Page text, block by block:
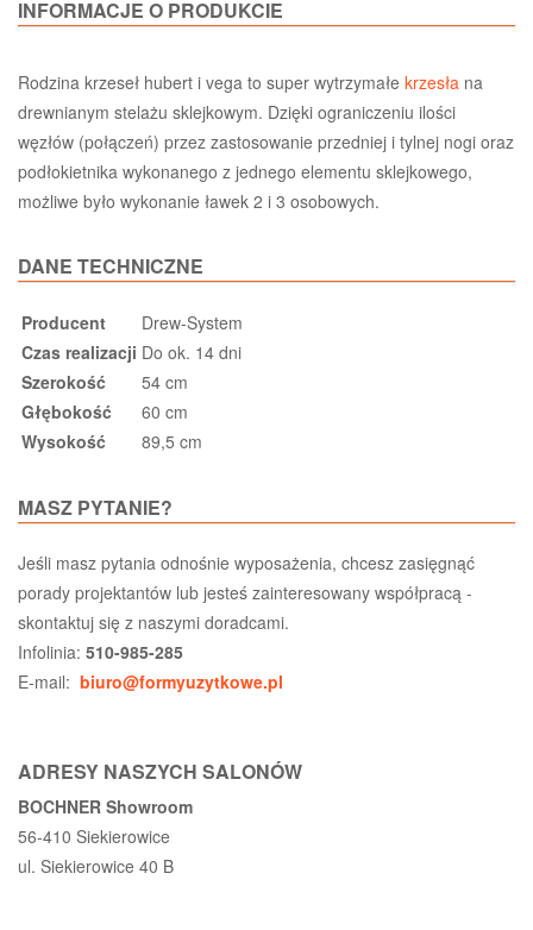
INFORMACJE O PRODUKCIE
Rodzina krzeseł hubert i vega to super wytrzymałe krzesła na
drewnianym stelażu sklejkowym. Dzięki ograniczeniu ilości
węzłów (połączeń) przez zastosowanie przedniej i tylnej nogi oraz
podłokietnika wykonanego z jednego elementu sklejkowego,
możliwe było wykonanie ławek 2 i 3 osobowych.
DANE TECHNICZNE
Producent
Drew-System
Czas realizacji Do ok. 14 dni
Szerokość
54 cm
Głębokość
60 cm
Wysokość
89,5 cm
MASZ PYTANIE?
Jeśli masz pytania odnośnie wyposażenia, chcesz zasięgnąć
porady projektantów lub jesteś zainteresowany współpracą -
skontaktuj się z naszymi doradcami.
Infolinia: 510-985-285
E-mail: biuro@formyuzytkowe.pl
ADRESY NASZYCH SALONÓW
BOCHNER Showroom
56-410 Siekierowice
ul. Siekierowice 40 B